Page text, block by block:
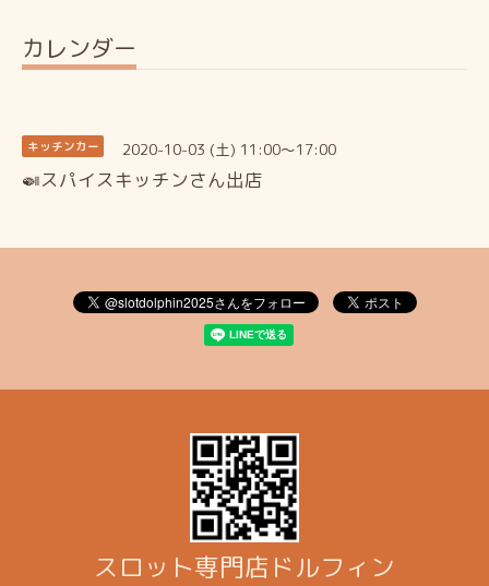
カレンダー
キッチンカー 2020-10-03 (土) 11:00～17:00
🍛スパイスキッチンさん出店
スロット専門店ドルフィン